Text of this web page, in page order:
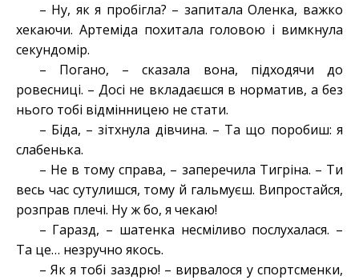
– Ну, як я пробігла? – запитала Оленка, важко
хекаючи. Артеміда похитала головою і вимкнула
секундомір.
– Погано, – сказала вона, підходячи до
ровесниці. – Досі не вкладаєшся в норматив, а без
нього тобі відмінницею не стати.
– Біда, – зітхнула дівчина. – Та що поробиш: я
слабенька.
– Не в тому справа, – заперечила Тигріна. – Ти
весь час сутулишся, тому й гальмуєш. Випростайся,
розправ плечі. Ну ж бо, я чекаю!
– Гаразд, – шатенка несміливо послухалася. –
Та це… незручно якось.
– Як я тобі заздрю! – вирвалося у спортсменки,